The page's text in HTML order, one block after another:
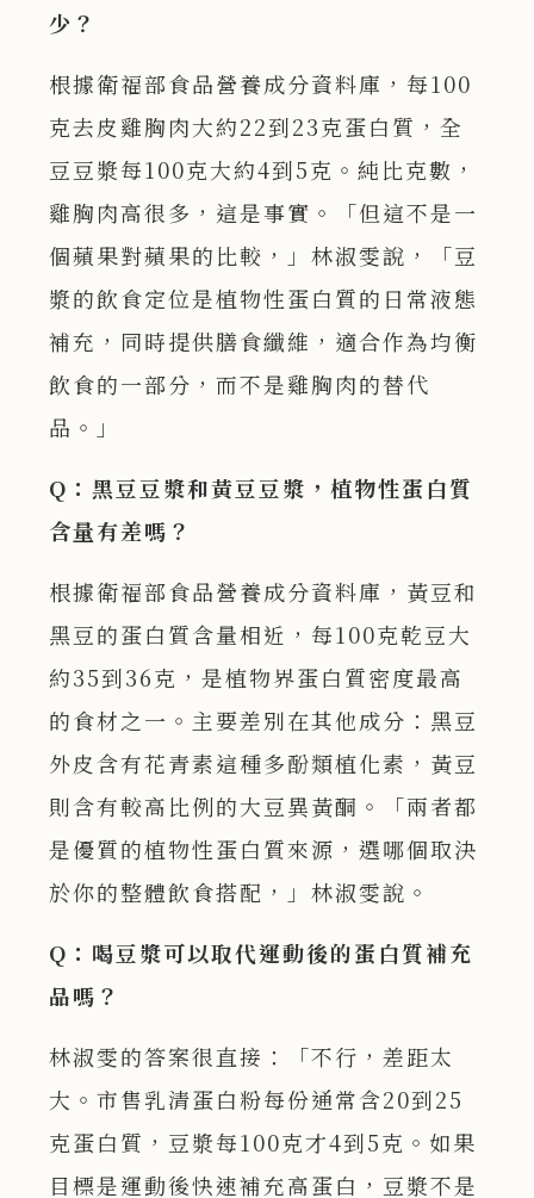
少？
根據衛福部食品營養成分資料庫，每100
克去皮雞胸肉大約22到23克蛋白質，全
豆豆漿每100克大約4到5克。純比克數，
雞胸肉高很多，這是事實。「但這不是一
個蘋果對蘋果的比較，」林淑雯說，「豆
漿的飲食定位是植物性蛋白質的日常液態
補充，同時提供膳食纖維，適合作為均衡
飲食的一部分，而不是雞胸肉的替代
品。」
Q：黑豆豆漿和黃豆豆漿，植物性蛋白質
含量有差嗎？
根據衛福部食品營養成分資料庫，黃豆和
黑豆的蛋白質含量相近，每100克乾豆大
約35到36克，是植物界蛋白質密度最高
的食材之一。主要差別在其他成分：黑豆
外皮含有花青素這種多酚類植化素，黃豆
則含有較高比例的大豆異黃酮。「兩者都
是優質的植物性蛋白質來源，選哪個取決
於你的整體飲食搭配，」林淑雯說。
Q：喝豆漿可以取代運動後的蛋白質補充
品嗎？
林淑雯的答案很直接：「不行，差距太
大。市售乳清蛋白粉每份通常含20到25
克蛋白質，豆漿每100克才4到5克。如果
目標是運動後快速補充高蛋白，豆漿不是